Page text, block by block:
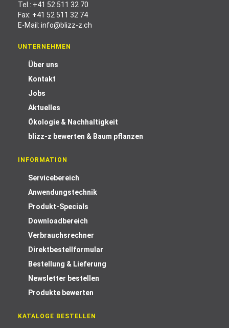
Tel.: +41 52 511 32 70
Fax: +41 52 511 32 74
E-Mail: info@blizz-z.ch
UNTERNEHMEN
Über uns
Kontakt
Jobs
Aktuelles
Ökologie & Nachhaltigkeit
blizz-z bewerten & Baum pflanzen
INFORMATION
Servicebereich
Anwendungstechnik
Produkt-Specials
Downloadbereich
Verbrauchsrechner
Direktbestellformular
Bestellung & Lieferung
Newsletter bestellen
Produkte bewerten
KATALOGE BESTELLEN